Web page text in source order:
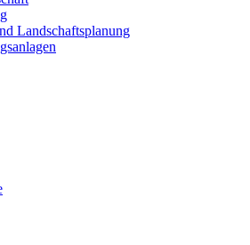
Landschaftsplanung